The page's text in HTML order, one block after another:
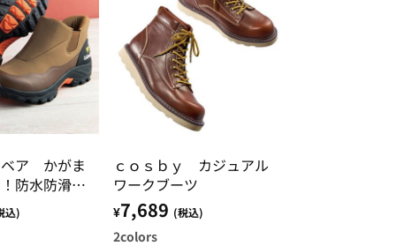
ベア かがま
防水防滑シ
込)
ｃｏｓｂｙ カジュアル
ワークブーツ
¥7,689 (税込)
2colors